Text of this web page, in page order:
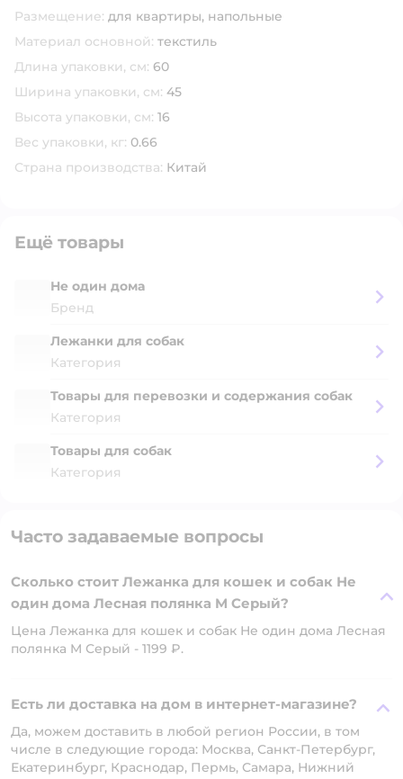
Размещение: для квартиры, напольные
Материал основной: текстиль
Длина упаковки, см: 60
Ширина упаковки, см: 45
Высота упаковки, см: 16
Вес упаковки, кг: 0.66
Страна производства: Китай
Ещё товары
Не один дома
Бренд
Лежанки для собак
Категория
Товары для перевозки и содержания собак
Категория
Товары для собак
Категория
Часто задаваемые вопросы
Сколько стоит Лежанка для кошек и собак Не
один дома Лесная полянка M Серый?
Цена Лежанка для кошек и собак Не один дома Лесная
полянка M Серый - 1199 ₽.
Есть ли доставка на дом в интернет-магазине?
Да, можем доставить в любой регион России, в том
числе в следующие города: Москва, Санкт-Петербург,
Екатеринбург, Краснодар, Пермь, Самара, Нижний